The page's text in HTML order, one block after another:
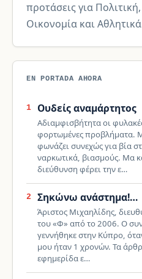
προτάσεις για
Οικονομία και
EN PORTADA AHORA
1 Ουδείς αναμάρτητος
Αδιαμφισβήτητα οι
φορτωμένες προβλήματα.
φωνάζει συνεχώς για βία
ναρκωτικά, βιασμούς. Μα
διεύθυνση φέρει την ε…
2 Σηκώνω ανάστημα!…
Άριστος Μιχαηλίδης,
του «Φ» από το 2006. Ο
γεννήθηκε στην Κύπρο,
μου ήταν 1 χρονών. Τα
εφημερίδα ε…